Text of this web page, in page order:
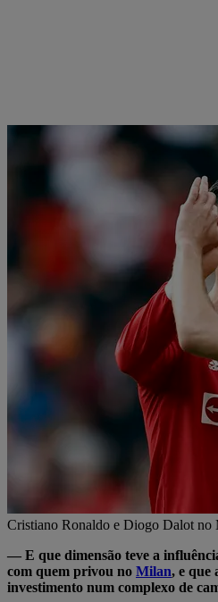
Cristiano Ronaldo e Diogo Dalot
— E que dimensão teve a
com quem privou no Milan, e que
investimento num complexo de